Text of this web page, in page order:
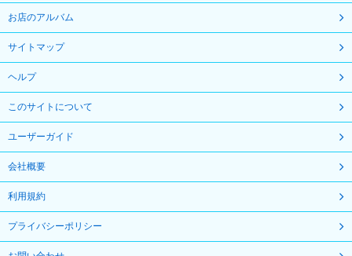
お店のアルバム
サイトマップ
ヘルプ
このサイトについて
ユーザーガイド
会社概要
利用規約
プライバシーポリシー